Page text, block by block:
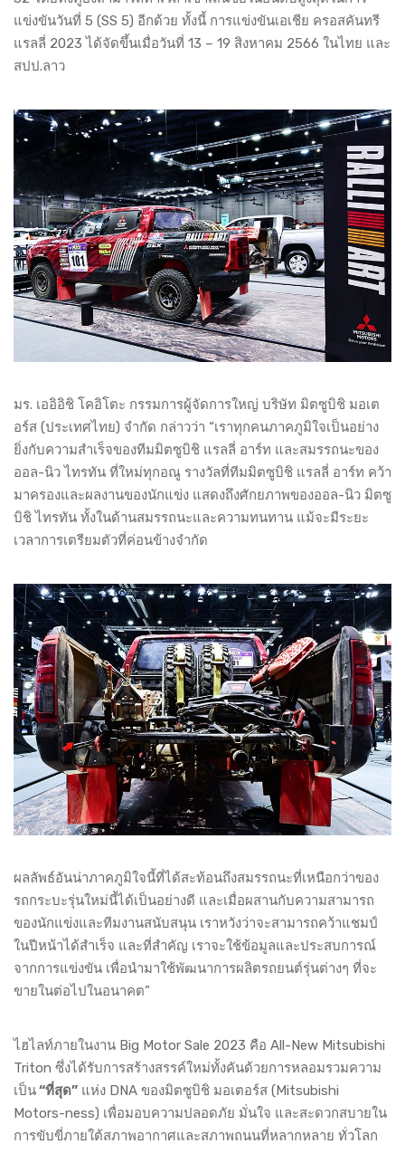
แข่งขันวันที่ 5 (SS 5) อีกด้วย ทั้งนี้ การแข่งขันเอเชีย ครอสคันทรี
แรลลี่ 2023 ได้จัดขึ้นเมื่อวันที่ 13 – 19 สิงหาคม 2566 ในไทย และ
สปป.ลาว
มร. เออิอิชิ โคอิโตะ กรรมการผู้จัดการใหญ่ บริษัท มิตซูบิชิ มอเต
อร์ส (ประเทศไทย) จำกัด กล่าวว่า “เราทุกคนภาคภูมิใจเป็นอย่าง
ยิ่งกับความสำเร็จของทีมมิตซูบิชิ แรลลี่ อาร์ท และสมรรถนะของ
ออล-นิว ไทรทัน ที่ใหม่ทุกอณู รางวัลที่ทีมมิตซูบิชิ แรลลี่ อาร์ท คว้า
มาครองและผลงานของนักแข่ง แสดงถึงศักยภาพของออล-นิว มิตซู
บิชิ ไทรทัน ทั้งในด้านสมรรถนะและความทนทาน แม้จะมีระยะ
เวลาการเตรียมตัวที่ค่อนข้างจำกัด
ผลลัพธ์อันน่าภาคภูมิใจนี้ที่ได้สะท้อนถึงสมรรถนะที่เหนือกว่าของ
รถกระบะรุ่นใหม่นี้ได้เป็นอย่างดี และเมื่อผสานกับความสามารถ
ของนักแข่งและทีมงานสนับสนุน เราหวังว่าจะสามารถคว้าแชมป์
ในปีหน้าได้สำเร็จ และที่สำคัญ เราจะใช้ข้อมูลและประสบการณ์
จากการแข่งขัน เพื่อนำมาใช้พัฒนาการผลิตรถยนต์รุ่นต่างๆ ที่จะ
ขายในต่อไปในอนาคต”
ไฮไลท์ภายในงาน Big Motor Sale 2023 คือ All-New Mitsubishi
Triton ซึ่งได้รับการสร้างสรรค์ใหม่ทั้งคันด้วยการหลอมรวมความ
เป็น“ที่สุด” แห่ง DNA ของมิตซูบิชิ มอเตอร์ส (Mitsubishi
Motors-ness) เพื่อมอบความปลอดภัย มั่นใจ และสะดวกสบายใน
การขับขี่ภายใต้สภาพอากาศและสภาพถนนที่หลากหลาย ทั่วโลก